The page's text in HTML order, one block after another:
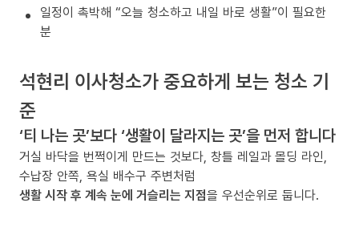
일정이 촉박해 “오늘 청소하고 내일 바로 생활”이 필요한
분
석현리 이사청소가 중요하게 보는 청소 기
준
‘티 나는 곳’보다 ‘생활이 달라지는 곳’을 먼저 합니다
거실 바닥을 번쩍이게 만드는 것보다, 창틀 레일과 몰딩 라인,
수납장 안쪽, 욕실 배수구 주변처럼
생활 시작 후 계속 눈에 거슬리는 지점을 우선순위로 둡니다.